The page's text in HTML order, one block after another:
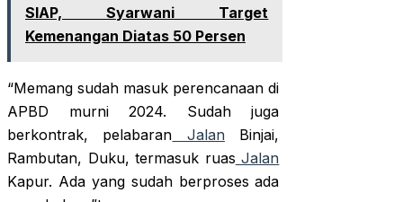
SIAP, Syarwani Target
Kemenangan Diatas 50 Persen
“Memang sudah masuk perencanaan di
APBD murni 2024. Sudah juga
berkontrak, pelabaran JalanBinjai,
Rambutan, Duku, termasuk ruas Jalan
Kapur. Ada yang sudah berproses ada